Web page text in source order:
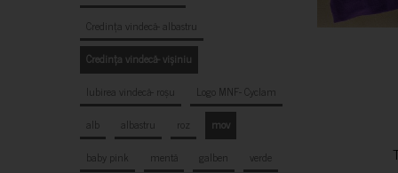
Credința vindecă- albastru
Credința vindecă- vișiniu
Iubirea vindecă- roșu
Logo MNF- Cyclam
alb
albastru roz
mov
baby pink
mentă galben
verde